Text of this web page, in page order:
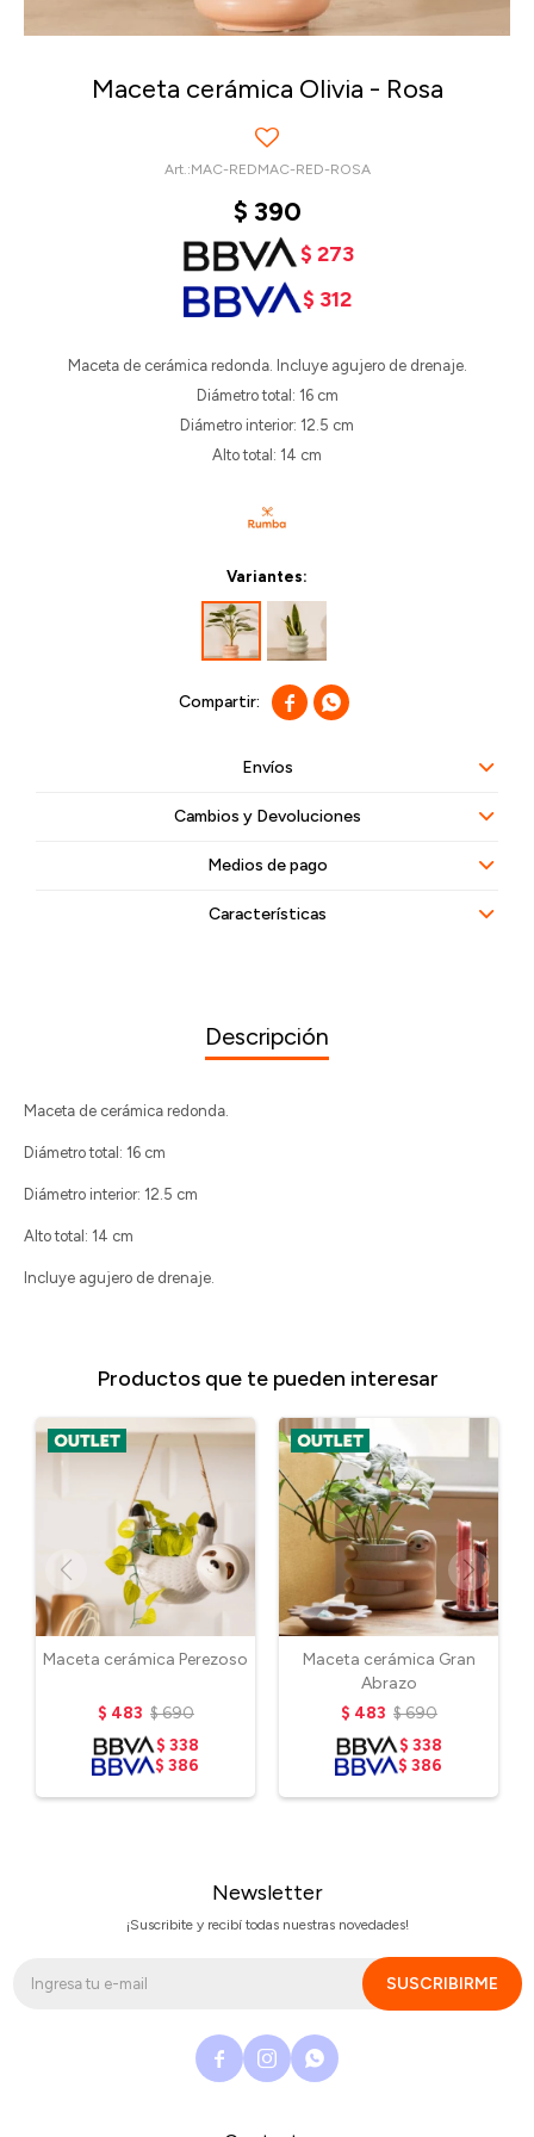
Maceta cerámica Olivia - Rosa
MAC-REDMAC-RED-ROSA
$ 390
$ 273
$ 312
Maceta de cerámica redonda. Incluye agujero de drenaje.
Diámetro total: 16 cm
Diámetro interior: 12.5 cm
Alto total: 14 cm
Variantes:
 
Envíos
Cambios y Devoluciones
Medios de pago
Características
Descripción
Maceta de cerámica redonda.
Diámetro total: 16 cm
Diámetro interior: 12.5 cm
Alto total: 14 cm
Incluye agujero de drenaje.
Productos que te pueden interesar
Maceta cerámica Perezoso
$ 483 $690
$ 338
$ 386
Maceta cerámica Gran
Abrazo
$ 483 $690
$ 338
$ 386
Newsletter
¡Suscribite y recibí todas nuestras novedades!
SUSCRIBIRME
  